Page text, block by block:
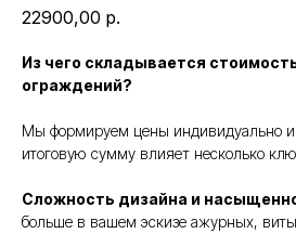
22900,00 р.
Из чего складывается
ограждений?
Мы формируем цены индивидуально и
итоговую сумму влияет несколько
Сложность дизайна и
больше в вашем эскизе ажурных,